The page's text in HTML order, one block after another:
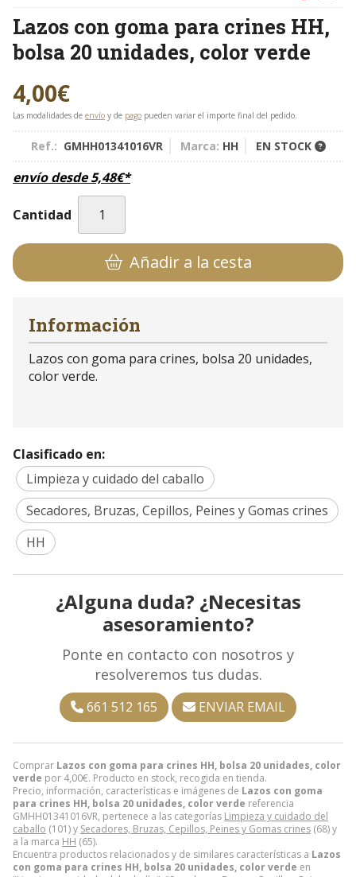
Lazos con goma para crines HH,
bolsa 20 unidades, color verde
4,00€
Las modalidades de envío y de pago pueden variar el importe final del pedido.
Ref.: GMHH01341016VR Marca: HH EN STOCK
envío desde5,48€*
Cantidad
Añadir a la cesta
Comprar Lazos con goma para crines HH, bolsa 20 unidades, color
verde por 4,00€. Producto en stock, recogida en tienda.
Precio, información, características e imágenes de Lazos con goma
para crines HH, bolsa 20 unidades, color verde referencia
GMHH01341016VR, pertenece a las categorías Limpieza y cuidado del
caballo (101) y Secadores, Bruzas, Cepillos, Peines y Gomas crines (68) y
a la marca HH (65).
Encuentra productos relacionados y de similares características a Lazos
con goma para crines HH, bolsa 20 unidades, color verde en
Información
Lazos con goma para crines, bolsa 20 unidades,
color verde.
Clasificado en:
Limpieza y cuidado del caballo
Secadores, Bruzas, Cepillos, Peines y Gomas crines
HH
¿Alguna duda? ¿Necesitas
asesoramiento?
Ponte en contacto con nosotros y
resolveremos tus dudas.
661 512 165 ENVIAR EMAIL